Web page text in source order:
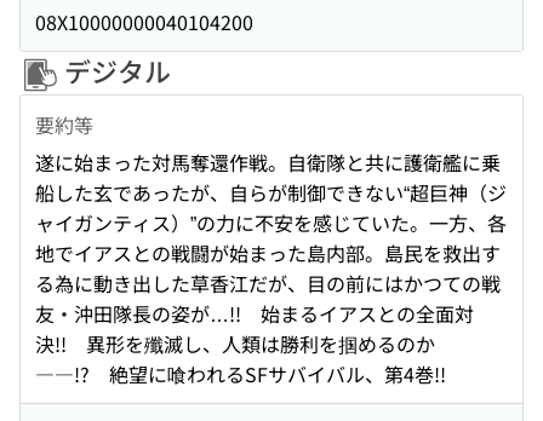
08X10000000040104200
デジタル
要約等
遂に始まった対馬奪還作戦。自衛隊と共に護衛艦に乗
船した玄であったが、自らが制御できない“超巨神（ジ
ャイガンティス）”の力に不安を感じていた。一方、各
地でイアスとの戦闘が始まった島内部。島民を救出す
る為に動き出した草香江だが、目の前にはかつての戦
友・沖田隊長の姿が…!! 始まるイアスとの全面対
決!! 異形を殲滅し、人類は勝利を掴めるのか
――!? 絶望に喰われるSFサバイバル、第4巻!!